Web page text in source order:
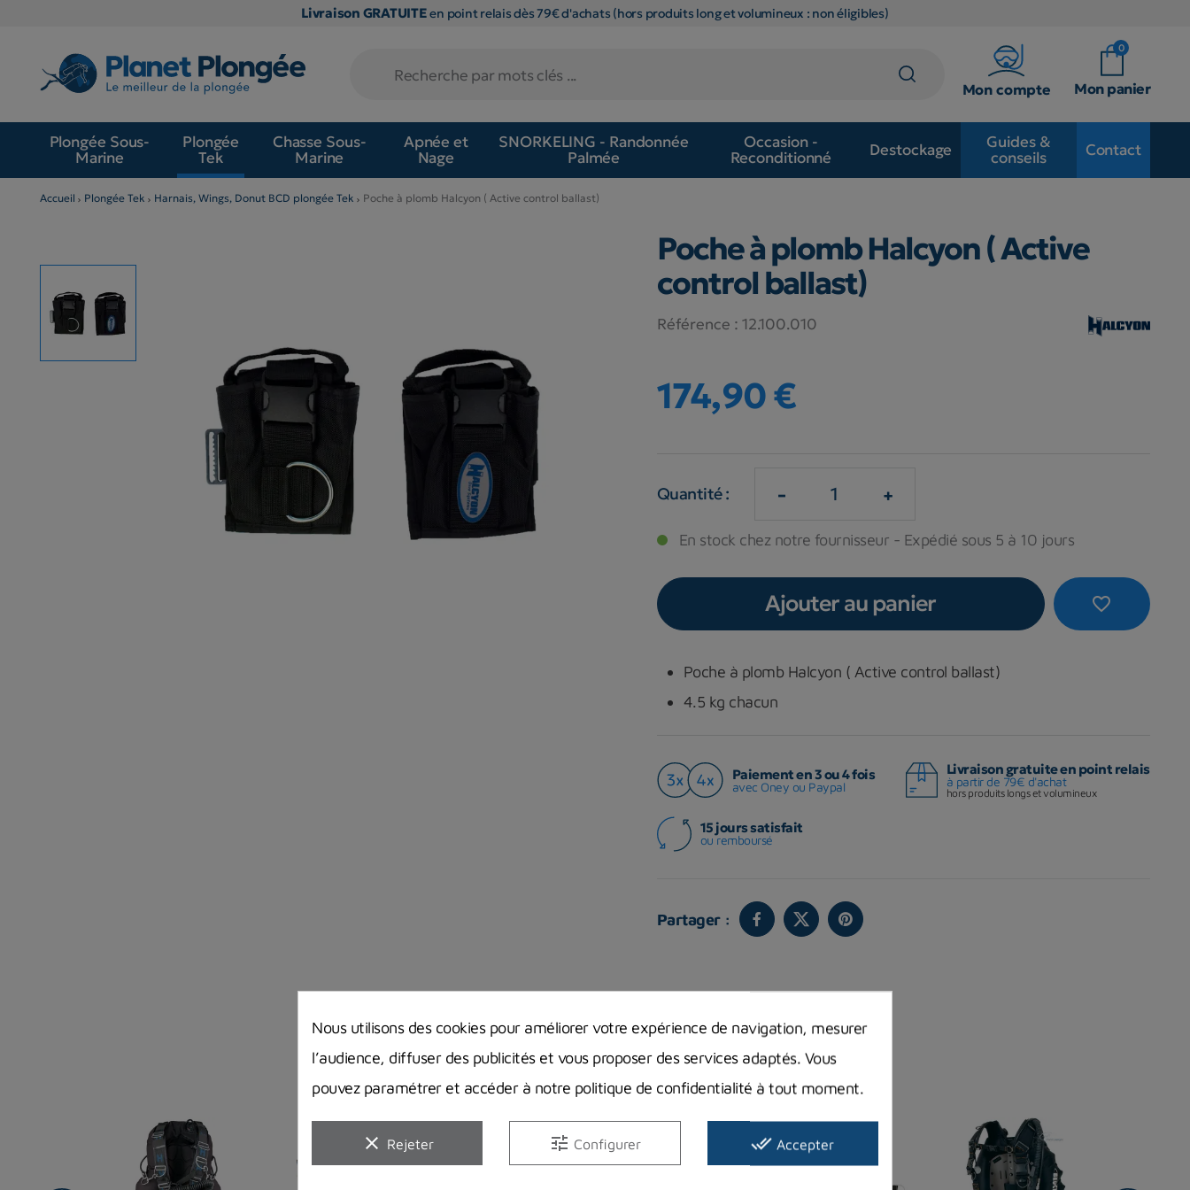
Livraison GRATUITEen point relais dès 79€ d'achats (hors produits long et volumineux : non éligibles)
Mon compte
0
Mon panier
Plongée Sous-
Marine
Plongée
Tek
Chasse Sous-
Marine
Apnée et
Nage
SNORKELING - Randonnée
Palmée
Occasion -
Reconditionné
Destockage
Guides &
conseils
Contact
Accueil Plongée Tek Harnais, Wings, Donut BCD plongée Tek Poche à plomb Halcyon ( Active control ballast)
Poche à plomb Halcyon ( Active
control ballast)
Référence : 12.100.010
174,90 €
Quantité : - +
En stock chez notre fournisseur - Expédié sous 5 à 10 jours
favorite_border
Ajouter au panier
Poche à plomb Halcyon ( Active control ballast)
4.5 kg chacun
Paiement en 3 ou 4 fois
avec Oney ou Paypal
Livraison gratuite en point relais
à partir de 79€ d'achat
hors produits longs et volumineux
15 jours satisfait
ou remboursé
Partager :
Vous aimerez aussi
Nous utilisons des cookies pour améliorer votre expérience de navigation, mesurer
l’audience, diffuser des publicités et vous proposer des services adaptés. Vous
pouvez paramétrer et accéder à notre politique de confidentialité à tout moment.
clear Rejeter tune Configurer done_all Accepter